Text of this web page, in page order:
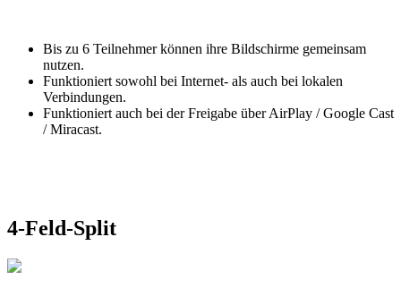
Bis zu 6 Teilnehmer können ihre Bildschirme gemeinsam
nutzen.
Funktioniert sowohl bei Internet- als auch bei lokalen
Verbindungen.
Funktioniert auch bei der Freigabe über AirPlay / Google Cast
/ Miracast.
4-Feld-Split